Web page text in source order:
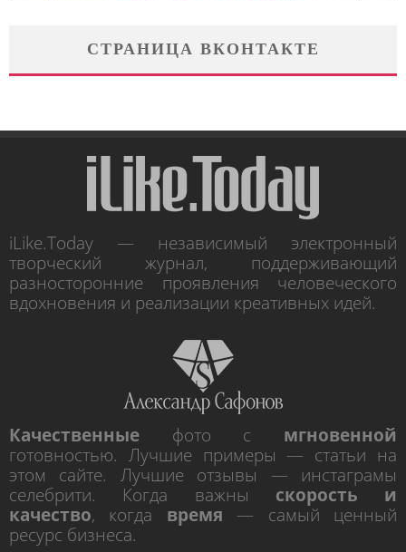
СТРАНИЦА ВКОНТАКТЕ
iLike.Today — независимый электронный
творческий журнал, поддерживающий
разносторонние проявления человеческого
вдохновения и реализации креативных идей.
Качественные фото с мгновенной
готовностью. Лучшие примеры — статьи на
этом сайте. Лучшие отзывы — инстаграмы
селебрити. Когда важны скорость и
качество, когда время — самый ценный
ресурс бизнеса.